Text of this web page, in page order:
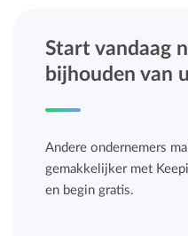
Start vandaag
bijhouden van
Andere ondernemers
gemakkelijker met
en begin gratis.